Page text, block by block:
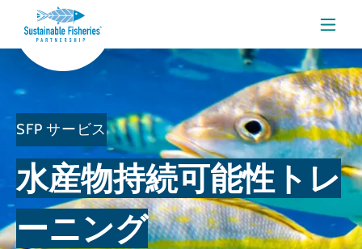
メニ
SFP サービス
水産物持続可能性トレ
ーニング